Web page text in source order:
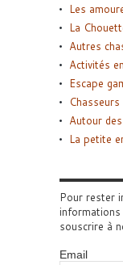
Les
La
Autres
Activités
Escape
Autour
La petite
Pour rester
informations
souscrire à
Email